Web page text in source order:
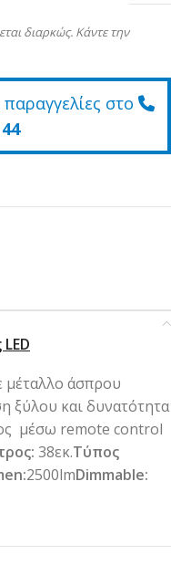
διαρκώς. Κάντε την
στο
μέταλλο άσπρου
ξύλου και δυνατότητα
μέσω remote control
38εκ.Τύπος
2500lmDimmable: